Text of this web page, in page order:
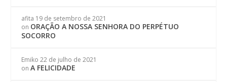
afita 19 de setembro de 2021
on ORAÇÃO A NOSSA SENHORA DO PERPÉTUO
SOCORRO
Emiko 22 de julho de 2021
onA FELICIDADE